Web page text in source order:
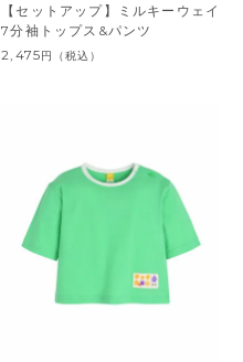
【セットアップ】ミルキーウェイ
7分袖トップス&パンツ
2,475円 （税込）